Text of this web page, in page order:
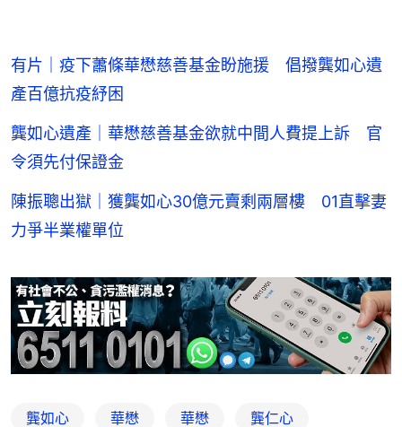
有片｜疫下蕭條華懋慈善基金盼施援 倡撥龔如心遺
產百億抗疫紓困
龔如心遺產｜華懋慈善基金欲就中間人費提上訴 官
令須先付保證金
陳振聰出獄｜獲龔如心30億元賣剩兩層樓 01直擊妻
力爭半業權單位
龔如心 華懋 華懋 龔仁心